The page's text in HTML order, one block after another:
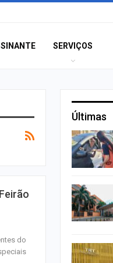
SERVIÇOS
do
Últimas
investiga
com
de Itabaiana
em